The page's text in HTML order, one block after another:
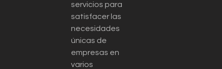
servicios para
satisfacer las
necesidades
únicas de
empresas en
varios